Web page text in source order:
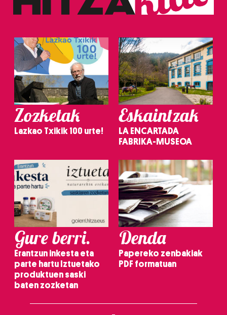
Zozketak
Lazkao Txikik 100 urte!
Eskaintzak
LA ENCARTADA
FABRIKA-MUSEOA
Gure berri.
Erantzun inkesta eta
parte hartu Iztuetako
produktuen saski
baten zozketan
Denda
Papereko zenbakiak
PDF formatuan